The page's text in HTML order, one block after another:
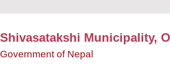
Shivasatakshi Municipality,
Government of Nepal